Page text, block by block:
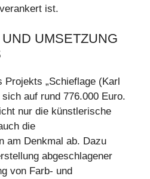
ist.
UMSETZUNG
Projekts „Schieflage (Karl
sich auf rund 776.000 Euro.
nur die künstlerische
die
am Denkmal ab. Dazu
abgeschlagener
von Farb- und